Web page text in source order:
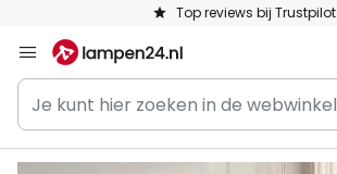
Keuze uit 50.000 lampen
naar
de
inhoud
Je
kunt
hier